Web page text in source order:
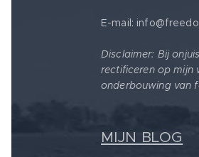
E-mail:
Disclaimer: Bij
rectificeren op mijn
onderbouwing van
MIJN BLOG